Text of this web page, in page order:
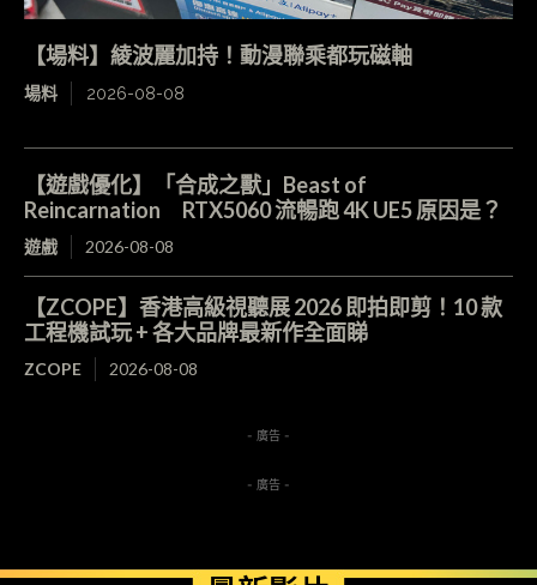
【場料】綾波麗加持！動漫聯乘都玩磁軸
場料 2026-08-08
【遊戲優化】「合成之獸」Beast of
Reincarnation RTX5060 流暢跑 4K UE5 原因是？
遊戲 2026-08-08
【ZCOPE】香港高級視聽展 2026 即拍即剪！10 款
工程機試玩 + 各大品牌最新作全面睇
ZCOPE 2026-08-08
- 廣告 -
- 廣告 -